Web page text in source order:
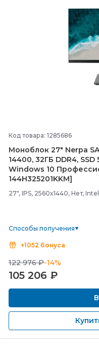
Код товара: 1285686
Моноблок 27" Nerpa
14400, 32ГБ DDR4,
Windows 10
144H325201KKM]
27", IPS, 2560x1440, Нет,
Способы получения
+1052 бонуса
122 976 ₽-14%
105 206 ₽